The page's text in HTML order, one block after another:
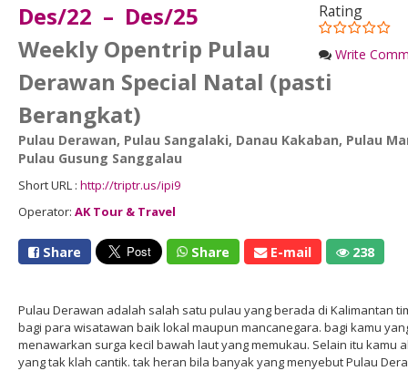
Rating
Write
Des/22 – Des/25
Weekly Opentrip Pulau
Derawan Special Natal (pasti
Berangkat)
Pulau Derawan, Pulau Sangalaki, Danau Kakaban, Pulau
Pulau Gusung Sanggalau
Short URL : http://triptr.us/ipi9
Operator: AK Tour & Travel
Share Share E-mail 238
Pulau Derawan adalah salah satu pulau yang berada di Kalimantan
bagi para wisatawan baik lokal maupun mancanegara. bagi kamu
menawarkan surga kecil bawah laut yang memukau. Selain itu kamu
yang tak klah cantik. tak heran bila banyak yang menyebut Pulau